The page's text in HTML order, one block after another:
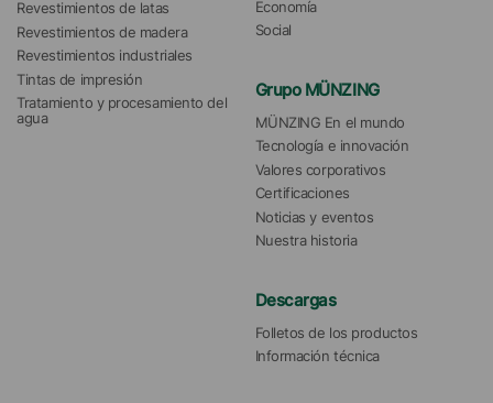
Revestimientos de latas
Revestimientos de madera
Revestimientos industriales
Tintas de impresión
Tratamiento y procesamiento del
agua
Economía
Social
Grupo MÜNZING
MÜNZING En el mundo
Tecnología e innovación
Valores corporativos
Certificaciones
Noticias y eventos
Nuestra historia
Descargas
Folletos de los productos
Información técnica